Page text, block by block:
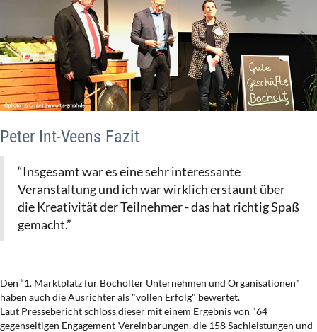
Peter Int-Veens Fazit
“Insgesamt war es eine sehr interessante
Veranstaltung und ich war wirklich erstaunt über
die Kreativität der Teilnehmer - das hat richtig Spaß
gemacht.”
Den “1. Marktplatz für Bocholter Unternehmen und Organisationen"
haben auch die Ausrichter als "vollen Erfolg" bewertet.
Laut Pressebericht schloss dieser mit einem Ergebnis von "64
gegenseitigen Engagement-Vereinbarungen, die 158 Sachleistungen und